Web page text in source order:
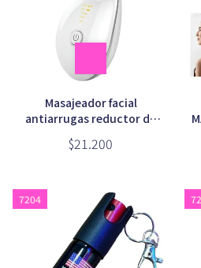
Masajeador facial
antiarrugas reductor de
papada (ES-1081)
$21.200
7204